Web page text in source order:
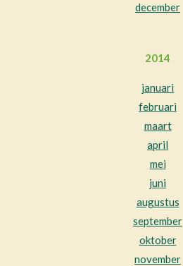
december
2014
januari
februari
maart
april
mei
juni
augustus
september
oktober
november